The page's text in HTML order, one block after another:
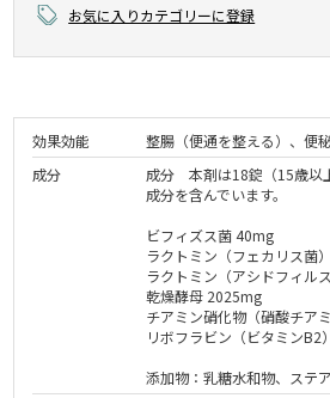
お気に入りカテゴリーに登録
効果効能
整腸（便通を整える）、便
成分
成分 本剤は18錠（15歳以
成分を含んでいます。
ビフィズス菌 40mg
ラクトミン（フェカリス菌
ラクトミン（アシドフィル
乾燥酵母 2025mg
チアミン硝化物（硝酸チア
リボフラビン（ビタミンB2
添加物：乳糖水和物、ステ